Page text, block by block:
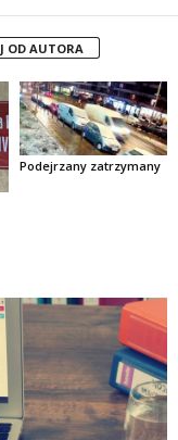
OD AUTORA
Podejrzany zatrzymany